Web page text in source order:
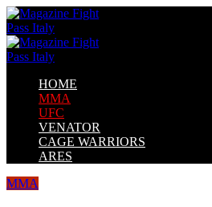
HOME
MMA
UFC
VENATOR
CAGE WARRIORS
ARES
MMA